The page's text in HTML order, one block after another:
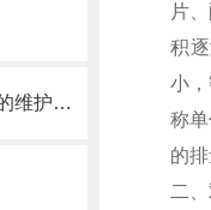
纽曼蒂克油水分离器如何正确的维护解析
片
积
小
称
的
二